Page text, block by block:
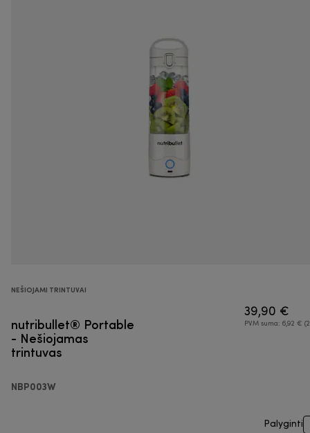
NEŠIOJAMI TRINTUVAI
nutribullet® Portable
- Nešiojamas
trintuvas
NBP003W
39,90 €
PVM suma: 6,92 €
Palyginti